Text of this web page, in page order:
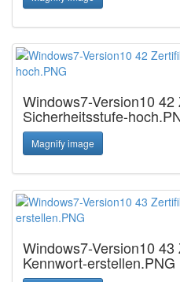
Windows7-Version10
Sicherheitsstufe-
Magnify image
Windows7-Version10
Kennwort-erstellen.PNG